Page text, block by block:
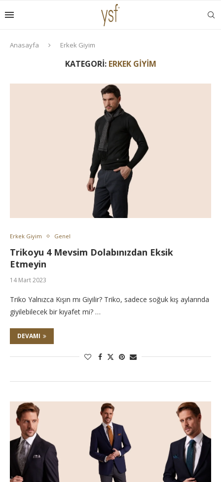
Anasayfa Erkek Giyim
KATEGORI: ERKEK GIYIM
Erkek Giyim Genel
Trikoyu 4 Mevsim Dolabınızdan Eksik
Etmeyin
14 Mart 2023
Triko Yalnızca Kışın mı Giyilir? Triko, sadece soğuk kış aylarında
giyilebilecek bir kıyafet mi? …
DEVAMI